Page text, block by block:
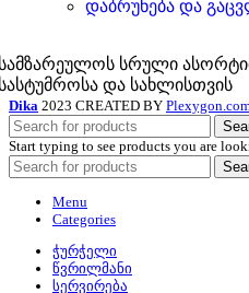
დაბრუნება და
სრული
და სახლისთვის
Dika 2023 CREATED BY
Start typing to see products you are
Menu
Categories
ჭურჭელი
წვრილმანი
სერვირება